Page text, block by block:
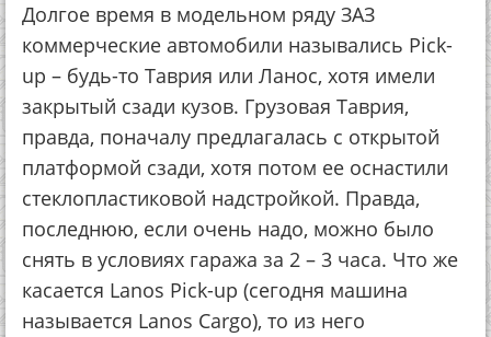
Долгое время в модельном ряду ЗАЗ
коммерческие автомобили назывались Pick-
up – будь-то Таврия или Ланос, хотя имели
закрытый сзади кузов. Грузовая Таврия,
правда, поначалу предлагалась с открытой
платформой сзади, хотя потом ее оснастили
стеклопластиковой надстройкой. Правда,
последнюю, если очень надо, можно было
снять в условиях гаража за 2 – 3 часа. Что же
касается Lanos Pick-up (cегодня машина
называется Lanos Cargo), то из него